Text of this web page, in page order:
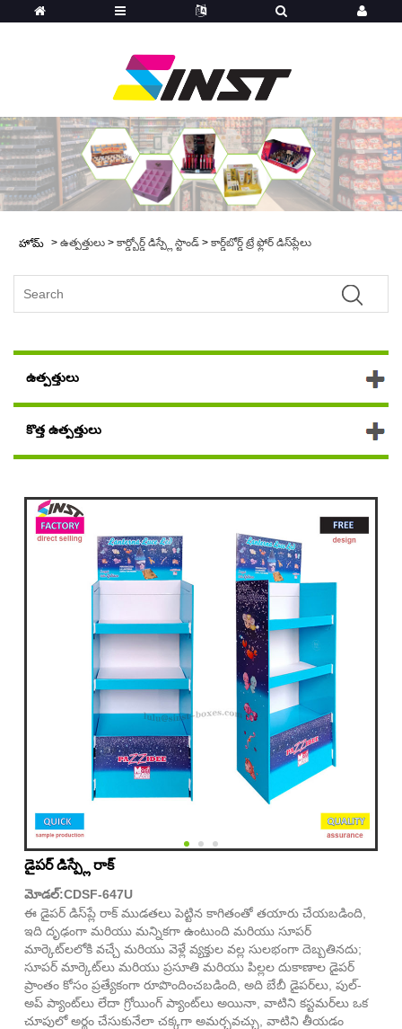
హోమ్ > ఉత్పత్తులు > కార్డ్బోర్డ్ డిస్ప్లే స్టాండ్ > కార్డ్‌బోర్డ్ ట్రే ఫ్లోర్ డిస్‌ప్లేలు
ఉత్పత్తులు
కొత్త ఉత్పత్తులు
డైపర్ డిస్ప్లే రాక్
మోడల్:CDSF-647U
ఈ డైపర్ డిస్‌ప్లే రాక్ ముడతలు పెట్టిన కాగితంతో తయారు చేయబడింది,
ఇది దృఢంగా మరియు మన్నికగా ఉంటుంది మరియు సూపర్
మార్కెట్‌లలోకి వచ్చే మరియు వెళ్లే వ్యక్తుల వల్ల సులభంగా దెబ్బతినదు;
సూపర్ మార్కెట్‌లు మరియు ప్రసూతి మరియు పిల్లల దుకాణాల డైపర్
ప్రాంతం కోసం ప్రత్యేకంగా రూపొందించబడింది, అది బేబీ డైపర్‌లు, పుల్-
అప్ ప్యాంట్‌లు లేదా గ్రోయింగ్ ప్యాంట్‌లు అయినా, వాటిని కస్టమర్‌లు ఒక
చూపులో అర్థం చేసుకునేలా చక్కగా అమర్చవచ్చు, వాటిని తీయడం